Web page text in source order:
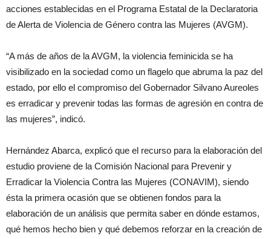
acciones establecidas en el Programa Estatal de la Declaratoria
de Alerta de Violencia de Género contra las Mujeres (AVGM).
“A más de años de la AVGM, la violencia feminicida se ha
visibilizado en la sociedad como un flagelo que abruma la paz del
estado, por ello el compromiso del Gobernador Silvano Aureoles
es erradicar y prevenir todas las formas de agresión en contra de
las mujeres”, indicó.
Hernández Abarca, explicó que el recurso para la elaboración del
estudio proviene de la Comisión Nacional para Prevenir y
Erradicar la Violencia Contra las Mujeres (CONAVIM), siendo
ésta la primera ocasión que se obtienen fondos para la
elaboración de un análisis que permita saber en dónde estamos,
qué hemos hecho bien y qué debemos reforzar en la creación de